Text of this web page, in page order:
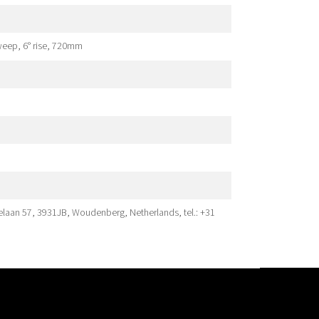
6° rise, 720mm
57, 3931JB, Woudenberg, Netherlands, tel.: +31